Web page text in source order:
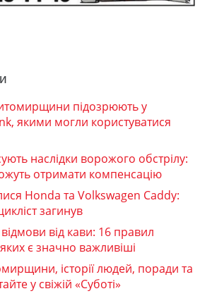
підозрюють у
якими могли користуватися
наслідки ворожого обстрілу:
отримати компенсацію
Honda та Volkswagen Caddy:
загинув
від кави: 16 правил
є значно важливіші
історії людей, поради та
у свіжій «Суботі»